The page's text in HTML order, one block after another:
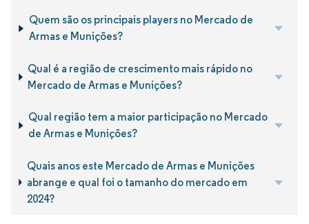
Quem são os principais players no Mercado de
Armas e Munições?
Qual é a região de crescimento mais rápido no
Mercado de Armas e Munições?
Qual região tem a maior participação no Mercado
de Armas e Munições?
Quais anos este Mercado de Armas e Munições
abrange e qual foi o tamanho do mercado em
2024?